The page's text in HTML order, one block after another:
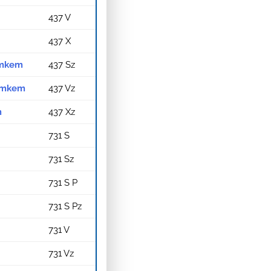
437 V
437 X
437 Sz
437 Vz
437 Xz
731 S
731 Sz
731 S P
731 S Pz
731 V
731 Vz